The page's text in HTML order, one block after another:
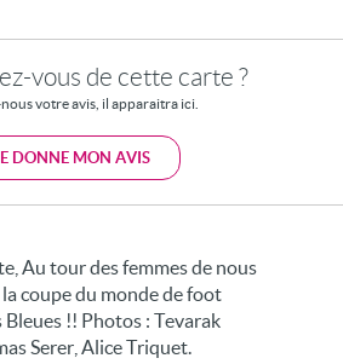
vous de cette carte ?
votre avis, il apparaitra ici.
DONNE MON AVIS
Au tour des femmes de nous
coupe du monde de foot
Bleues !! Photos : Tevarak
Serer, Alice Triquet.